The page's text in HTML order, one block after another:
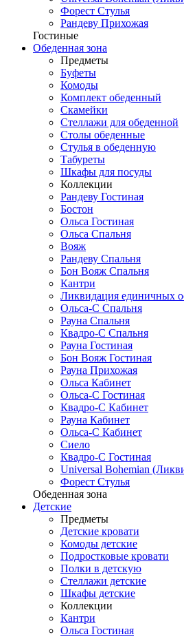
Форест Стулья
Рандеву Прихожая
Гостиные
Обеденная зона
Предметы
Буфеты
Комоды
Комплект обеденный
Скамейки
Стеллажи для обеденной
Столы обеденные
Стулья в обеденную
Табуреты
Шкафы для посуды
Коллекции
Рандеву Гостиная
Бостон
Ольса Гостиная
Ольса Спальня
Вояж
Рандеву Спальня
Бон Вояж Спальня
Кантри
Ликвидация единичных
Ольса-С Спальня
Рауна Спальня
Квадро-С Спальня
Рауна Гостиная
Бон Вояж Гостиная
Рауна Прихожая
Ольса Кабинет
Ольса-С Гостиная
Квадро-С Кабинет
Рауна Кабинет
Ольса-С Кабинет
Сиело
Квадро-С Гостиная
Universal Bohemian
Форест Стулья
Обеденная зона
Детские
Предметы
Детские кровати
Комоды детские
Подростковые кровати
Полки в детскую
Стеллажи детские
Шкафы детские
Коллекции
Кантри
Ольса Гостиная